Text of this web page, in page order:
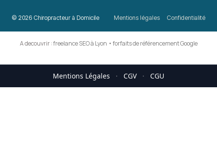
© 2026 Chiropracteur à Domicile Mentions légales Confidentialité
A decouvrir :freelance SEO à Lyon • forfaits de référencement Google
Mentions Légales · CGV · CGU